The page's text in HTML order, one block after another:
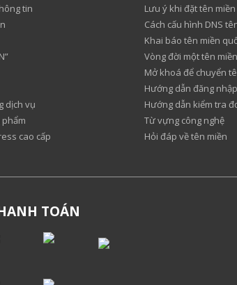
tin
dịch vụ
cao cấp
Lưu ý khi đặt tên miền
Cách cấu hình DNS
Khai báo tên miền
Vòng đời một tên miền
Mở khoá để chuyển
Hướng dẫn đăng
Hướng dẫn kiểm tra
Từ vựng công nghệ
Hỏi đáp về tên miền
TOÁN